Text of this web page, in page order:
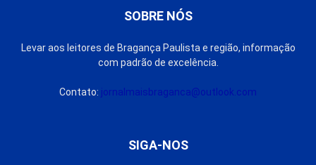
SOBRE NÓS
Levar aos leitores de Bragança Paulista e região, informação
com padrão de excelência.
Contato: jornalmaisbraganca@outlook.com
SIGA-NOS